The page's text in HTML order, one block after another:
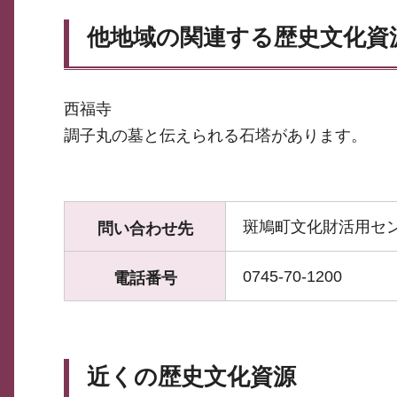
他地域の関連する歴史文化資
西福寺
調子丸の墓と伝えられる石塔があります。
問い合わせ先 斑鳩町文化財活用セ
電話番号 0745-70-1200
近くの歴史文化資源